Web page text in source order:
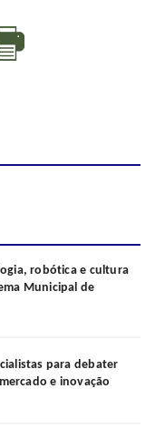
robótica e cultura
Municipal de
para debater
e inovação